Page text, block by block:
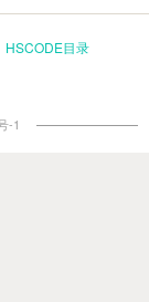
HSCODE目录
-1